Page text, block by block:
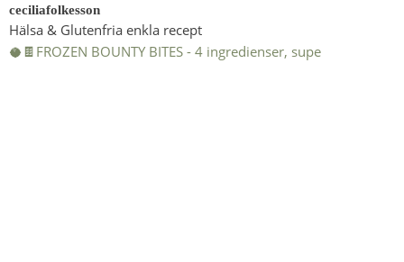
ceciliafolkesson
Hälsa & Glutenfria enkla recept
🥥🍫FROZEN BOUNTY BITES - 4 ingredienser, supe